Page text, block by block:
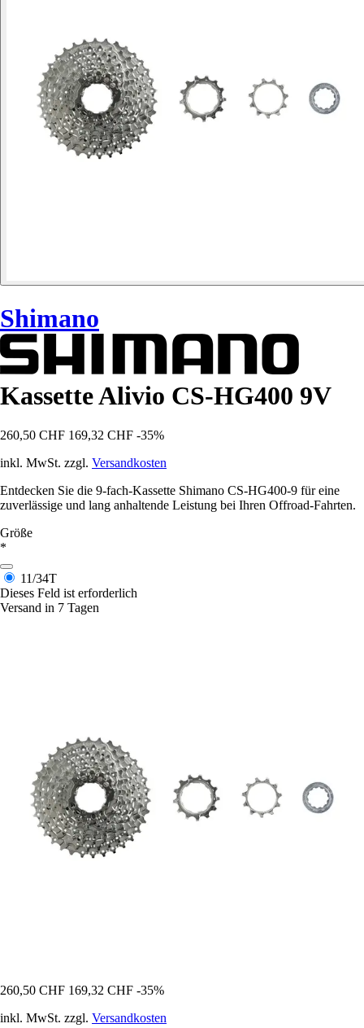
Shimano
Kassette Alivio CS-HG400 9V
260,50 CHF 169,32 CHF -35%
inkl. MwSt. zzgl. Versandkosten
Entdecken Sie die 9-fach-Kassette Shimano CS-HG400-9 für eine
zuverlässige und lang anhaltende Leistung bei Ihren Offroad-Fahrten.
Größe
*
11/34T
Dieses Feld ist erforderlich
Versand in 7 Tagen
260,50 CHF 169,32 CHF -35%
inkl. MwSt. zzgl. Versandkosten